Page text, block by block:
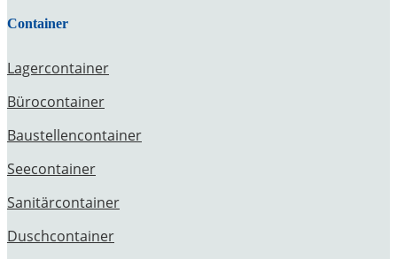
Container
Lagercontainer
Bürocontainer
Baustellencontainer
Seecontainer
Sanitärcontainer
Duschcontainer